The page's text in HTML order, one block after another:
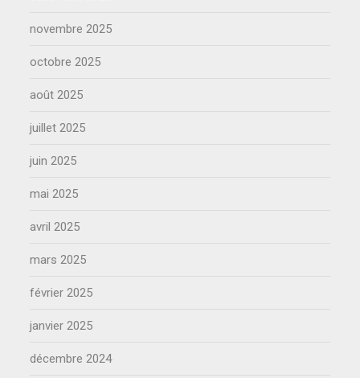
novembre 2025
octobre 2025
août 2025
juillet 2025
juin 2025
mai 2025
avril 2025
mars 2025
février 2025
janvier 2025
décembre 2024